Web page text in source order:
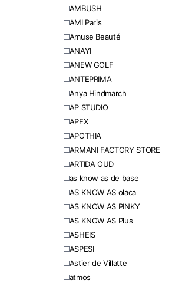
AMBUSH
AMI Paris
Amuse Beauté
ANAYI
ANEW GOLF
ANTEPRIMA
Anya Hindmarch
AP STUDIO
APEX
APOTHIA
ARMANI FACTORY STORE
ARTIDA OUD
as know as de base
AS KNOW AS olaca
AS KNOW AS PINKY
AS KNOW AS Plus
ASHEIS
ASPESI
Astier de Villatte
atmos